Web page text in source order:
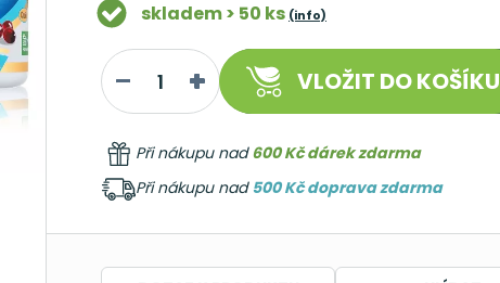
skladem > 50 ks (info)
VLOŽIT DO KOŠÍKU
Při nákupu nad600 Kč dárek zdarma
Při nákupu nad 500 Kč doprava zdarma